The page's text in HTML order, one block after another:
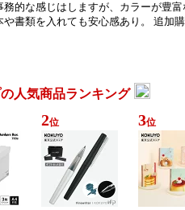
務的な感じはしますが、カラーが豊
や書類を入れても安心感あり。 追加
人気商品ランキング
2位 3位